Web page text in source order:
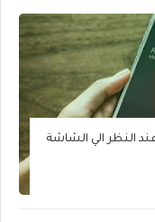
النظر الي الشاشة